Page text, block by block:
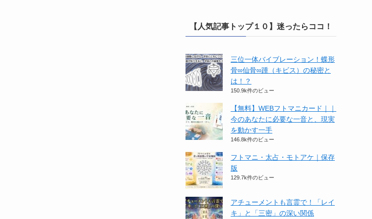
【人気記事トップ１０】迷ったらココ！
三位一体バイブレーション！蝶形
骨∞仙骨∞踵（キビス）の秘密と
は！？
150.9k件のビュー
【無料】WEBフトマニカード｜｜
今のあなたに必要な一音と、現実
を動かす一手
146.8k件のビュー
フトマニ・太占・モトアケ｜保存
版
129.7k件のビュー
アチューメントも言霊で！「レイ
キ」と「三密」の深い関係